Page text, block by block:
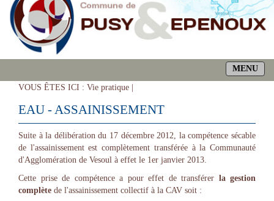
MENU
VOUS ÊTES ICI : Vie pratique |
EAU - ASSAINISSEMENT
Suite à la délibération du 17 décembre 2012, la compétence sécable
de l'assainissement est complètement transférée à la Communauté
d'Agglomération de Vesoul à effet le 1er janvier 2013.
Cette prise de compétence a pour effet de transférer la gestion
complète de l'assainissement collectif à la CAV soit :